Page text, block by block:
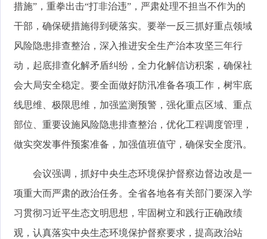
措施”，重拳出击“打非治违”，严肃处理不担当不作为的
干部，确保硬措施得到硬落实。要举一反三抓好重点领域
风险隐患排查整治，深入推进安全生产治本攻坚三年行
动，起底排查化解矛盾纠纷，全力化解信访积案，确保社
会大局安全稳定。要全面做好防汛准备各项工作，树牢底
线思维、极限思维，加强监测预警，强化重点区域、重点
部位、重要设施风险隐患排查整治，优化工程调度管理，
做实突发事件预案准备，加强值班值守，确保安全度汛。
会议强调，抓好中央生态环境保护督察边督边改是一
项重大而严肃的政治任务。全省各地各有关部门要深入学
习贯彻习近平生态文明思想，牢固树立和践行正确政绩
观，认真落实中央生态环境保护督察要求，提高政治站